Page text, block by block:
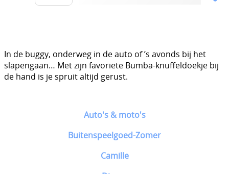
Auto's & moto's
Buitenspeelgoed-Zomer
Camille
In de buggy, onderweg in de auto of ’s avonds bij het
slapengaan… Met zijn favoriete Bumba-knuffeldoekje bij
de hand is je spruit altijd gerust.